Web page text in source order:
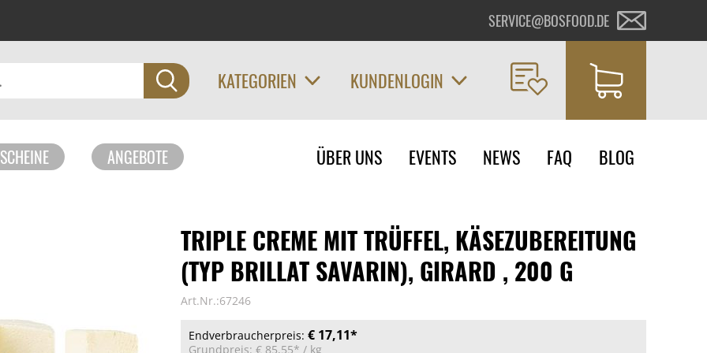
SERVICE@BOSFOOD.DE
KATEGORIEN KUNDENLOGIN
ANGEBOTE
Navigation
überspringen
ÜBER UNS EVENTS NEWS FAQ BLOG
TRIPLE CREME MIT TRÜFFEL, KÄSEZUBEREITUNG
(TYP BRILLAT SAVARIN), GIRARD , 200 G
Art.Nr.:67246
Endverbraucherpreis: € 17,11*
Grundpreis: € 85,55* / kg